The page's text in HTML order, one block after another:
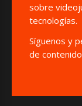
sobre
tecnologías.
Síguenos y
de